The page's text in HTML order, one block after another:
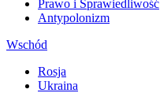
Prawo i Sprawiedliwość
Antypolonizm
Wschód
Rosja
Ukraina